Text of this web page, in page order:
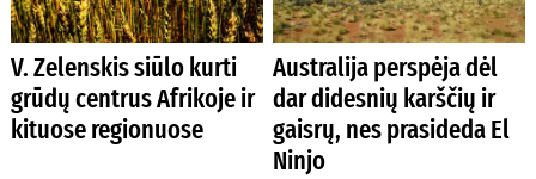
V. Zelenskis siūlo kurti
grūdų centrus Afrikoje ir
kituose regionuose
Australija perspėja dėl
dar didesnių karščių ir
gaisrų, nes prasideda El
Ninjo